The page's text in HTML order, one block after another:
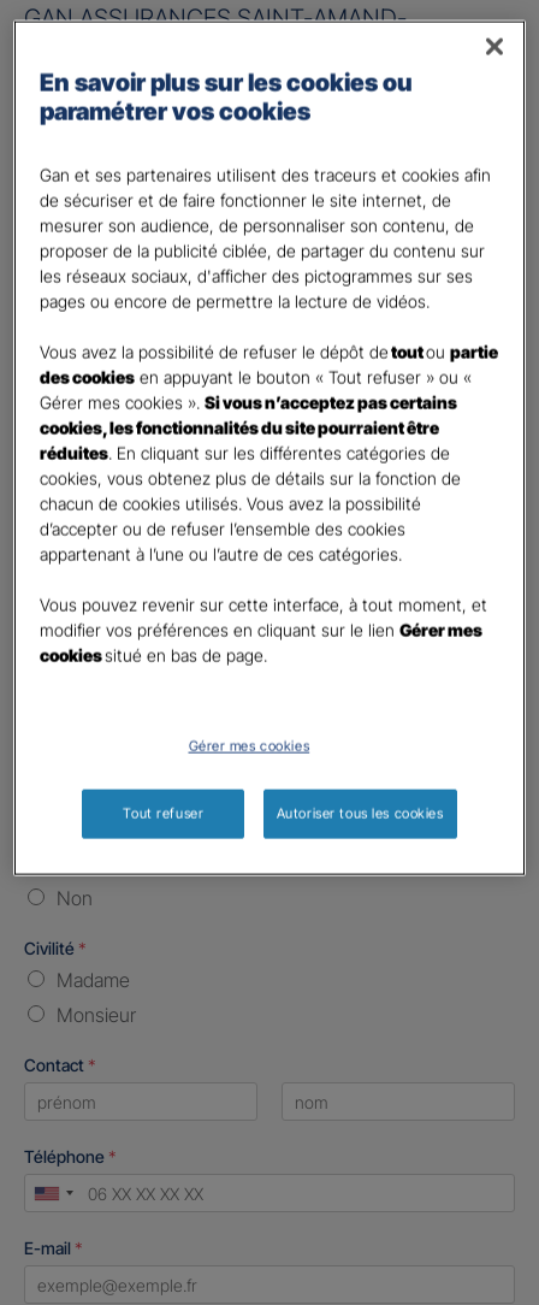
GAN ASSURANCES SAINT-AMAND-
Information sur votre besoin :
Quels sont vos besoins ?
Préparer ma retraite
Percevoir un complément de revenu régulier à la
retraite
Percevoir un capital
Etes-vous déjà titulaire d’un contrat Retraite ? *
Oui
Non
Quel est votre statut professionnel ? *
TNS (Travailleur non salarié)
Salarié
Autre
Le saviez-vous ?
Non
Civilité *
Madame
Monsieur
Contact *
Téléphone *
United
+1
E-mail *
En savoir plus sur les cookies ou
paramétrer vos cookies
Gan et ses partenaires utilisent des traceurs et cookies afin
de sécuriser et de faire fonctionner le site internet, de
mesurer son audience, de personnaliser son contenu, de
proposer de la publicité ciblée, de partager du contenu sur
les réseaux sociaux, d'afficher des pictogrammes sur ses
pages ou encore de permettre la lecture de vidéos.
Vous avez la possibilité de refuser le dépôt detoutoupartie
des cookies en appuyant le bouton « Tout refuser » ou «
Gérer mes cookies ».Si vous n’acceptez pas certains
cookies, les fonctionnalités du site pourraient être
réduites . En cliquant sur les différentes catégories de
cookies, vous obtenez plus de détails sur la fonction de
chacun de cookies utilisés. Vous avez la possibilité
d’accepter ou de refuser l’ensemble des cookies
appartenant à l’une ou l’autre de ces catégories.
Vous pouvez revenir sur cette interface, à tout moment, et
modifier vos préférences en cliquant sur le lienGérer mes
cookiessitué en bas de page.
Gérer mes cookies
Tout refuser Autoriser tous les cookies